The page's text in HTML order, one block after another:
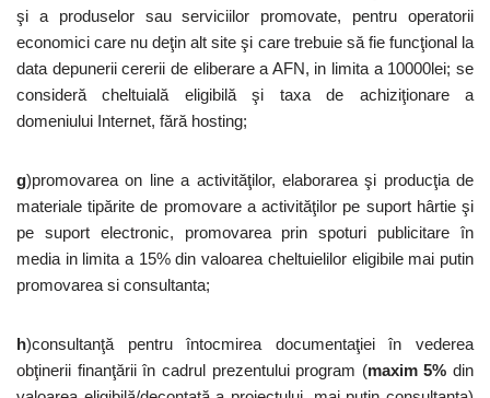
şi a produselor sau serviciilor promovate, pentru operatorii
economici care nu deţin alt site şi care trebuie să fie funcţional la
data depunerii cererii de eliberare a AFN, in limita a 10000lei; se
consideră cheltuială eligibilă şi taxa de achiziţionare a
domeniului Internet, fără hosting;
g)promovarea on line a activităţilor, elaborarea şi producţia de
materiale tipărite de promovare a activităţilor pe suport hârtie şi
pe suport electronic, promovarea prin spoturi publicitare în
media in limita a 15% din valoarea cheltuielilor eligibile mai putin
promovarea si consultanta;
h)consultanţă pentru întocmirea documentaţiei în vederea
obţinerii finanţării în cadrul prezentului program (maxim 5% din